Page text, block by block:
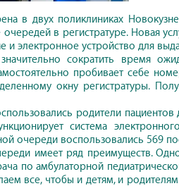
в двух поликлиниках
в регистратуре. Новая
и электронное устройство для
сократить время
пробивает себе
окну регистратуры.
родители пациентов
система электронного
очереди воспользовались 569
имеет ряд преимуществ.
по амбулаторной
все, чтобы и детям, и